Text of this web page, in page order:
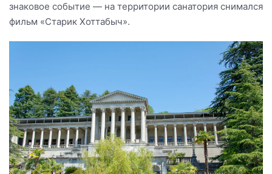
знаковое событие — на территории санатория снимался
фильм «Старик Хоттабыч».